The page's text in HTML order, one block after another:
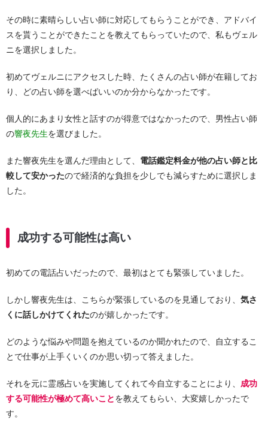
その時に素晴らしい占い師に対応してもらうことができ、アドバイ
スを貰うことができたことを教えてもらっていたので、私もヴェル
ニを選択しました。
初めてヴェルニにアクセスした時、たくさんの占い師が在籍してお
り、どの占い師を選べばいいのか分からなかったです。
個人的にあまり女性と話すのが得意ではなかったので、男性占い師
の響夜先生を選びました。
また響夜先生を選んだ理由として、 電話鑑定料金が他の占い師と比
較して安かったので経済的な負担を少しでも減らすために選択しま
した。
成功する可能性は高い
初めての電話占いだったので、最初はとても緊張していました。
しかし響夜先生は、こちらが緊張しているのを見通しており、 気さ
くに話しかけてくれたのが嬉しかったです。
どのような悩みや問題を抱えているのか聞かれたので、自立するこ
とで仕事が上手くいくのか思い切って答えました。
それを元に霊感占いを実施してくれて今自立することにより、 成功
する可能性が極めて高いことを教えてもらい、大変嬉しかったで
す。